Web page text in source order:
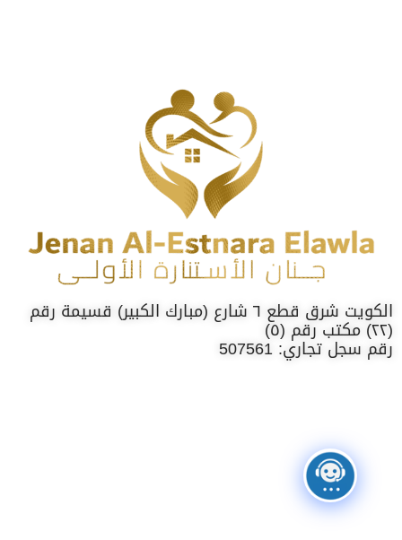
الكويت شرق قطع ٦ شارع (مبارك الكبير) قسيمة رقم
(٢٢) مكتب رقم (٥)
رقم سجل تجاري: 507561